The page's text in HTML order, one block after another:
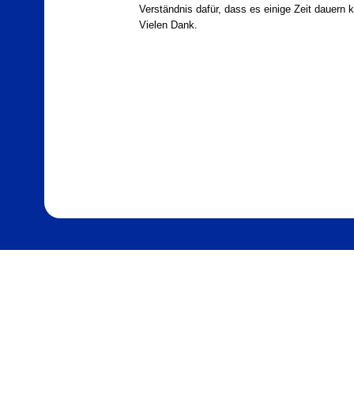
Verständnis dafür, dass es einige Zeit
Vielen Dank.